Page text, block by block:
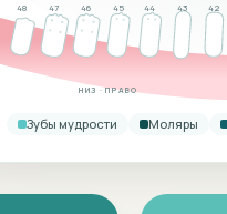
48 47 46 45 44 43 42
НИЗ · ПРАВО
Зубы мудрости Моляры